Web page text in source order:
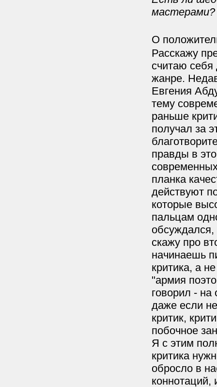
мастерами?
О
Расскажу
считаю себя
жанре.
Евгения
тему
раньше
получал за
правды в
планка
действуют
которые
пальцам
обсуждался,
скажу про
начинаешь
критика, а
"армия
говорил -
даже если
критик,
побочное
Я с этим
критика
обросло в
коннотаций,